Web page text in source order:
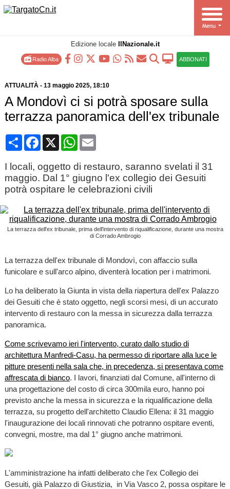
Edizione locale IlNazionale.it
Radio Alba ABBONATI
ATTUALITÀ- 13 maggio 2025, 18:10
A Mondovì ci si potrà sposare sulla
terrazza panoramica dell'ex tribunale
CondividiFacebook
X WhatsApp
Email
I locali, oggetto di restauro, saranno svelati il 31
maggio. Dal 1° giugno l'ex collegio dei Gesuiti
potrà ospitare le celebrazioni civili
La terrazza dell'ex tribunale, prima dell'intervento di riqualificazione, durante una mostra
di Corrado Ambrogio
La terrazza dell'ex tribunale di Mondovì, con affaccio sulla
funicolare e sull'arco alpino, diventerà location per i matrimoni.
Lo ha deliberato la Giunta in vista della riapertura dell'ex Palazzo
dei Gesuiti che è stato oggetto, negli scorsi mesi, di un accurato
intervento di restauro con la messa in sicurezza dalla terrazza
panoramica.
Come scrivevamo ieri l'intervento, curato dallo studio di
architettura Manfredi-Casu, ha permesso di riportare alla luce le
pitture presenti nella sala che, in precedenza, si presentava come
affrescata di bianco. I lavori, finanziati dal Comune, all'interno di
una progettazione del costo di circa 300mila euro, hanno poi
previsto anche la messa in sicurezza e la riqualificazione della
terrazza, su progetto dell'architetto Claudio Ellena: il 31 maggio
l'inaugurazione dei locali rinnovati che potranno ospitare eventi,
convegni, mostre, ma dal 1° giugno anche matrimoni.
L'amministrazione ha infatti deliberato che l’ex Collegio dei
Gesuiti, già Palazzo di Giustizia, in Via Vasco 2, possa ospitare le